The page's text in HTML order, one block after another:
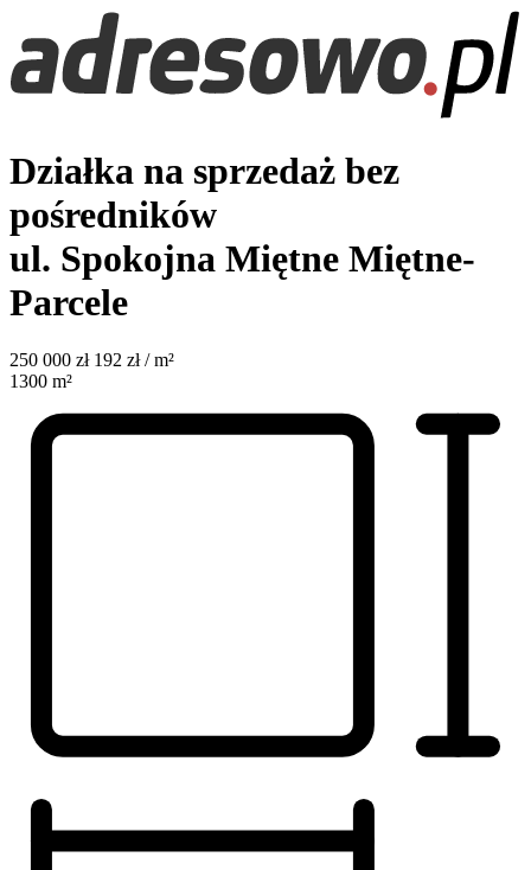
Działka na sprzedaż bez
pośredników
ul. Spokojna Miętne Miętne-
Parcele
250 000 zł 192 zł / m²
1300 m²